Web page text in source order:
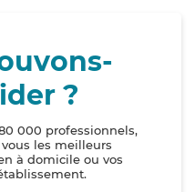
?
000 professionnels,
les meilleurs
à domicile ou vos